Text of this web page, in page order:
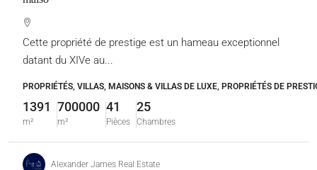
Cette propriété de prestige est un hameau exceptionnel
datant du XIVe au...
PROPRIÉTÉS, VILLAS, MAISONS & VILLAS DE LUXE, PROPRIÉTÉS DE
1391
m²
700000
m²
41
Pièces
25
Chambres
Alexander James Real Estate